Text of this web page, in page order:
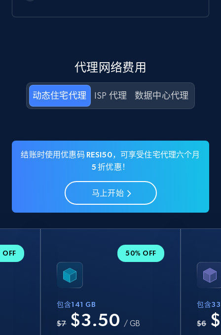
代理网络费用
动态住宅代理 ISP 代理 数据中心代理
结账时使用优惠码 RESI50，可享受住宅代理六个月
5 折优惠！
马上开始
OFF 50% OFF
包含141 GB
$7 $3.50 / GB
包含
$6